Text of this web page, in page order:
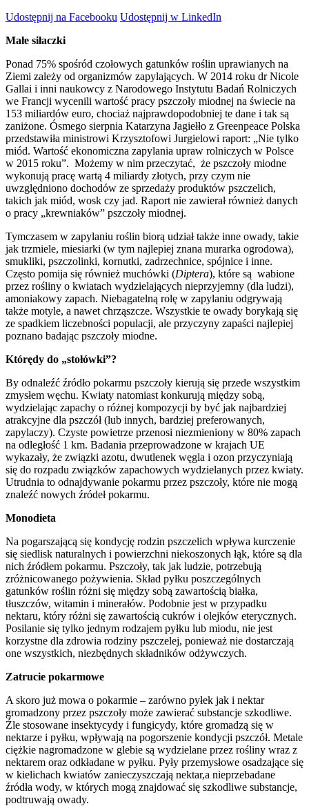
Udostępnij na Facebooku Udostępnij w LinkedIn
Małe siłaczki
Ponad 75% spośród czołowych gatunków roślin uprawianych na
Ziemi zależy od organizmów zapylających. W 2014 roku dr Nicole
Gallai i inni naukowcy z Narodowego Instytutu Badań Rolniczych
we Francji wycenili wartość pracy pszczoły miodnej na świecie na
153 miliardów euro, chociaż najprawdopodobniej te dane i tak są
zaniżone. Ósmego sierpnia Katarzyna Jagiełło z Greenpeace Polska
przedstawiła ministrowi Krzysztofowi Jurgielowi raport: „Nie tylko
miód. Wartość ekonomiczna zapylania upraw rolniczych w Polsce
w 2015 roku”. Możemy w nim przeczytać, że pszczoły miodne
wykonują pracę wartą 4 miliardy złotych, przy czym nie
uwzględniono dochodów ze sprzedaży produktów pszczelich,
takich jak miód, wosk czy jad. Raport nie zawierał również danych
o pracy „krewniaków” pszczoły miodnej.
Tymczasem w zapylaniu roślin biorą udział także inne owady, takie
jak trzmiele, miesiarki (w tym najlepiej znana murarka ogrodowa),
smukliki, pszczolinki, kornutki, zadrzechnice, spójnice i inne.
Często pomija się również muchówki (Diptera), które są wabione
przez rośliny o kwiatach wydzielających nieprzyjemny (dla ludzi),
amoniakowy zapach. Niebagatelną rolę w zapylaniu odgrywają
także motyle, a nawet chrząszcze. Wszystkie te owady borykają się
ze spadkiem liczebności populacji, ale przyczyny zapaści najlepiej
poznano badając pszczoły miodne.
Którędy do „stołówki”?
By odnaleźć źródło pokarmu pszczoły kierują się przede wszystkim
zmysłem węchu. Kwiaty natomiast konkurują między sobą,
wydzielając zapachy o różnej kompozycji by być jak najbardziej
atrakcyjne dla pszczół (lub innych, bardziej preferowanych,
zapylaczy). Czyste powietrze przenosi niezmieniony w 80% zapach
na odległość 1 km. Badania przeprowadzone w krajach UE
wykazały, że związki azotu, dwutlenek węgla i ozon przyczyniają
się do rozpadu związków zapachowych wydzielanych przez kwiaty.
Utrudnia to odnajdywanie pokarmu przez pszczoły, które nie mogą
znaleźć nowych źródeł pokarmu.
Monodieta
Na pogarszającą się kondycję rodzin pszczelich wpływa kurczenie
się siedlisk naturalnych i powierzchni niekoszonych łąk, które są dla
nich źródłem pokarmu. Pszczoły, tak jak ludzie, potrzebują
zróżnicowanego pożywienia. Skład pyłku poszczególnych
gatunków roślin różni się między sobą zawartością białka,
tłuszczów, witamin i minerałów. Podobnie jest w przypadku
nektaru, który różni się zawartością cukrów i olejków eterycznych.
Posilanie się tylko jednym rodzajem pyłku lub miodu, nie jest
korzystne dla zdrowia rodziny pszczelej, ponieważ nie dostarczają
one wszystkich, niezbędnych składników odżywczych.
Zatrucie pokarmowe
A skoro już mowa o pokarmie – zarówno pyłek jak i nektar
gromadzony przez pszczoły może zawierać substancje szkodliwe.
Źle stosowane insektycydy i fungicydy, które gromadzą się w
nektarze i pyłku, wpływają na pogorszenie kondycji pszczół. Metale
ciężkie nagromadzone w glebie są wydzielane przez rośliny wraz z
nektarem oraz odkładane w pyłku. Pyły przemysłowe osadzające się
w kielichach kwiatów zanieczyszczają nektar,a nieprzebadane
źródła wody, w których mogą znajdować się szkodliwe substancje,
podtruwają owady.